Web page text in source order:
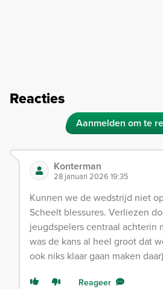
Reacties
Aanmelden om te
Konterman
28 januari 2026 19:35
Kunnen we de wedstrijd niet
Scheelt blessures. Verliezen
jeugdspelers centraal achterin
was de kans al heel groot dat
ook niks klaar gaan maken
Reageer